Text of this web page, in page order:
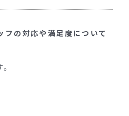
フの対応や満足度について